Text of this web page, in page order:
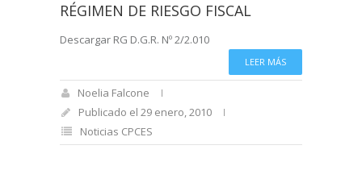
RÉGIMEN DE RIESGO FISCAL
Descargar RG D.G.R. Nº 2/2.010
LEER MÁS
Noelia Falcone
Publicado el 29 enero, 2010
Noticias CPCES